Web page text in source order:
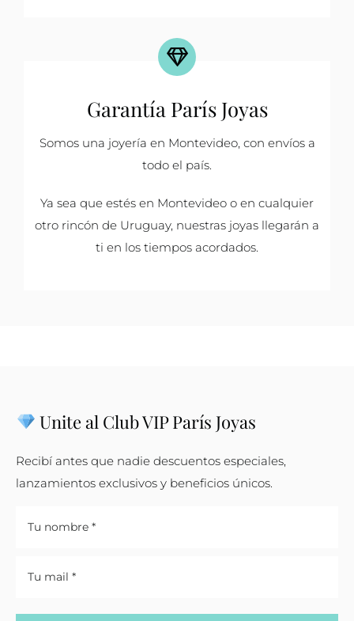
Garantía París Joyas
Somos una joyería en Montevideo, con envíos a
todo el país.
Ya sea que estés en Montevideo o en cualquier
otro rincón de Uruguay, nuestras joyas llegarán a
ti en los tiempos acordados.
Unite al Club VIP París Joyas
Recibí antes que nadie descuentos especiales,
lanzamientos exclusivos y beneficios únicos.